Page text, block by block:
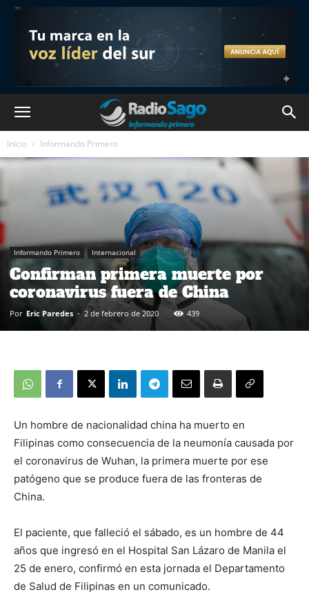
Inicio Informando Primero
Informando Primero Internacional
Confirman primera muerte por
coronavirus fuera de China
Por Eric Paredes - 2 de febrero de 2020 439
Un hombre de nacionalidad china ha muerto en
Filipinas como consecuencia de la neumonía causada por
el coronavirus de Wuhan, la primera muerte por ese
patógeno que se produce fuera de las fronteras de
China.
El paciente, que falleció el sábado, es un hombre de 44
años que ingresó en el Hospital San Lázaro de Manila el
25 de enero, confirmó en esta jornada el Departamento
de Salud de Filipinas en un comunicado.